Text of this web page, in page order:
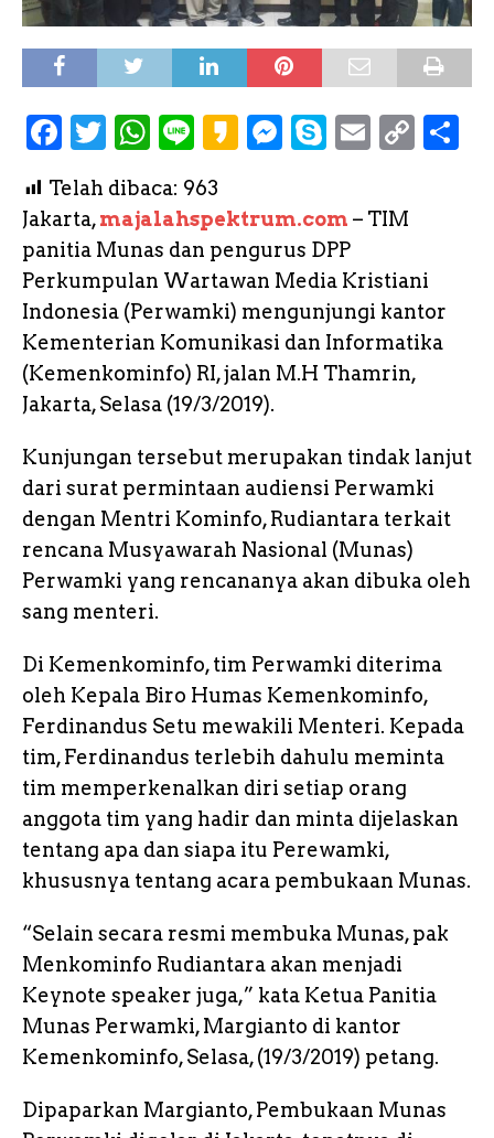
F
c
e
b
o
o
k
T
it
te
r
W
a
ts
A
p
p
L
n
e
K
k
a
o
M
s
e
n
g
e
S
p
e
E
a
il
C
L
i
n
k
Telah dibaca: 963
Jakarta,majalahspektrum.com – TIM
panitia Munas dan pengurus DPP
Perkumpulan Wartawan Media Kristiani
Indonesia (Perwamki) mengunjungi kantor
Kementerian Komunikasi dan Informatika
(Kemenkominfo) RI, jalan M.H Thamrin,
Jakarta, Selasa (19/3/2019).
Kunjungan tersebut merupakan tindak lanjut
dari surat permintaan audiensi Perwamki
dengan Mentri Kominfo, Rudiantara terkait
rencana Musyawarah Nasional (Munas)
Perwamki yang rencananya akan dibuka oleh
sang menteri.
Di Kemenkominfo, tim Perwamki diterima
oleh Kepala Biro Humas Kemenkominfo,
Ferdinandus Setu mewakili Menteri. Kepada
tim, Ferdinandus terlebih dahulu meminta
tim memperkenalkan diri setiap orang
anggota tim yang hadir dan minta dijelaskan
tentang apa dan siapa itu Perewamki,
khususnya tentang acara pembukaan Munas.
“Selain secara resmi membuka Munas, pak
Menkominfo Rudiantara akan menjadi
Keynote speaker juga,” kata Ketua Panitia
Munas Perwamki, Margianto di kantor
Kemenkominfo, Selasa, (19/3/2019) petang.
Dipaparkan Margianto, Pembukaan Munas